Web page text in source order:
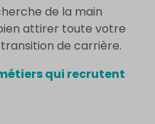
de la main
attirer toute votre
de carrière.
qui recrutent